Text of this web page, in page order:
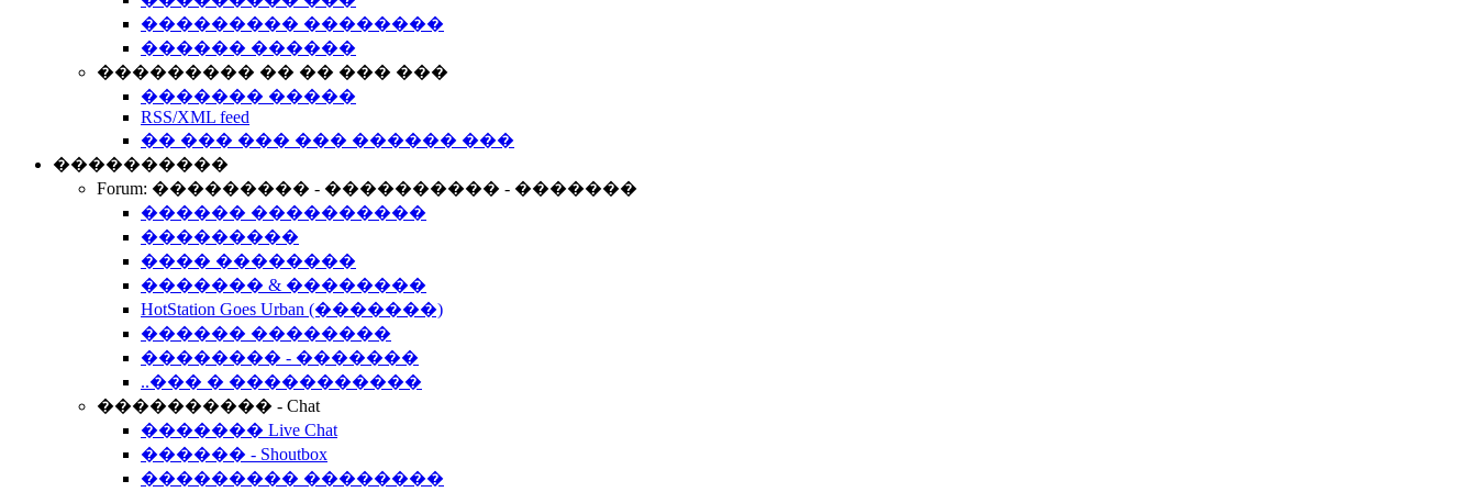
��������� ��������
������ ������
��������� �� �� ��� ���
������� �����
RSS/XML feed
�� ��� ��� ��� ������ ���
����������
Forum: ��������� - ���������� - �������
������ ����������
���������
���� ��������
������� & ��������
HotStation Goes Urban (�������)
������ ��������
�������� - �������
..��� � �����������
���������� - Chat
������� Live Chat
������ - Shoutbox
��������� ��������